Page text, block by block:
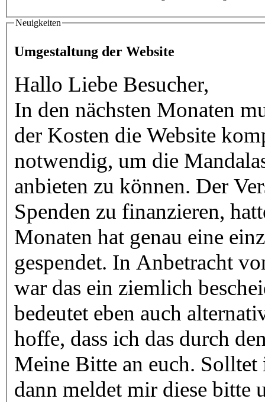
Neuigkeiten
Umgestaltung der Website
Hallo Liebe Besucher,
In den nächsten Monaten
der Kosten die Website
notwendig, um die Mandalas auch in Zukunft
anbieten zu können. Der
Spenden zu finanzieren,
Monaten hat genau eine einzige Frau zweimal 3,- Euro
gespendet. In Anbetracht
war das ein ziemlich bescheidenes
bedeutet eben auch
hoffe, dass ich das durch
Meine Bitte an euch. Solltet ihr Fehler in der Website finden,
dann meldet mir diese bitte